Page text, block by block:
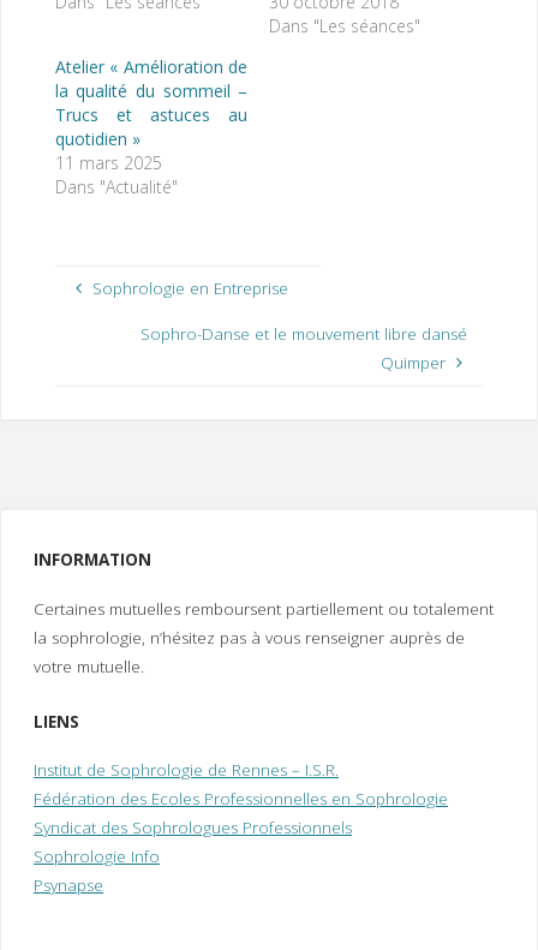
Dans "Les séances"
Atelier « Amélioration de
la qualité du sommeil –
Trucs et astuces au
quotidien »
11 mars 2025
Dans "Actualité"
Sophrologie en Entreprise
Sophro-Danse et le mouvement libre dansé
Quimper
INFORMATION
Certaines mutuelles remboursent partiellement ou totalement
la sophrologie, n’hésitez pas à vous renseigner auprès de
votre mutuelle.
LIENS
Institut de Sophrologie de Rennes – I.S.R.
Fédération des Ecoles Professionnelles en Sophrologie
Syndicat des Sophrologues Professionnels
Sophrologie Info
Psynapse